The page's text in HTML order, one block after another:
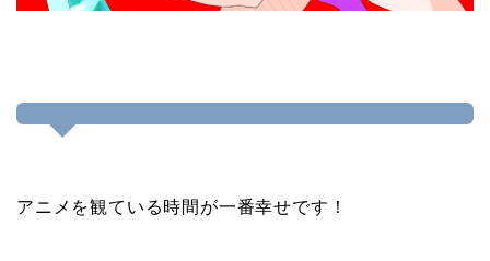
アニメを観ている時間が一番幸せです！